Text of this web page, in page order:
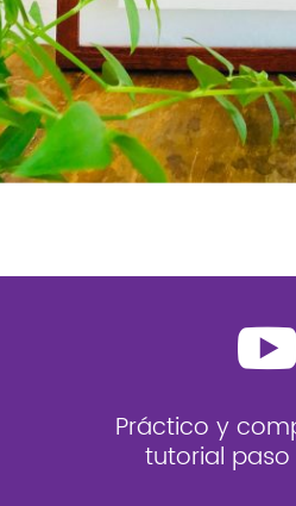

Práctico y
tutorial